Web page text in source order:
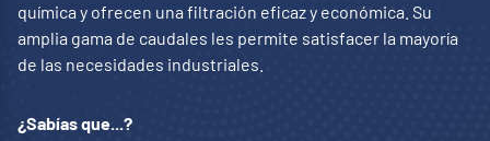
química y ofrecen una filtración eficaz y económica. Su
amplia gama de caudales les permite satisfacer la mayoría
de las necesidades industriales.
¿Sabías que...?